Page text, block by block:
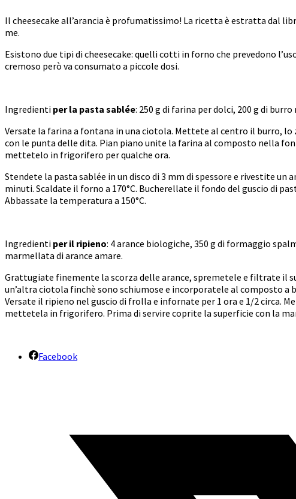
Il cheesecake all’arancia è profumatissimo! La ricetta è estratta dal
me.
Esistono due tipi di cheesecake: quelli cotti in forno che prevedono
cremoso però va consumato a piccole dosi.
Ingredienti per la pasta sablée: 250 g di farina per dolci, 200 g di
Versate la farina a fontana in una ciotola. Mettete al centro il burro,
con le punta delle dita. Pian piano unite la farina al composto nella
mettetelo in frigorifero per qualche ora.
Stendete la pasta sablée in un disco di 3 mm di spessore e rivestite
minuti. Scaldate il forno a 170°C. Bucherellate il fondo del guscio di
Abbassate la temperatura a 150°C.
Ingredienti per il ripieno: 4 arance biologiche, 350 g di formaggio
marmellata di arance amare.
Grattugiate finemente la scorza delle arance, spremetele e filtrate il
un’altra ciotola finchè sono schiumose e incorporatele al composto a
Versate il ripieno nel guscio di frolla e infornate per 1 ora e 1/2 circa.
mettetela in frigorifero. Prima di servire coprite la superficie con la
Facebook